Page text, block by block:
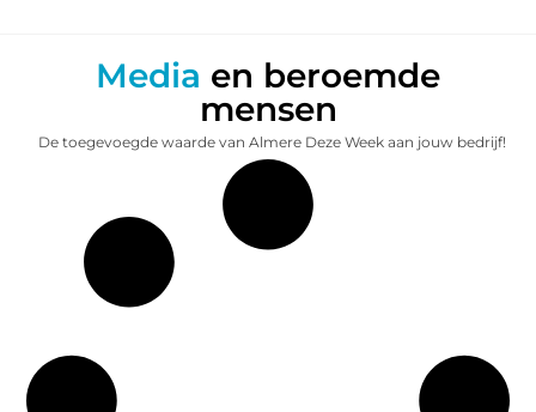
Media en beroemde
mensen
De toegevoegde waarde van Almere Deze Week aan jouw bedrijf!